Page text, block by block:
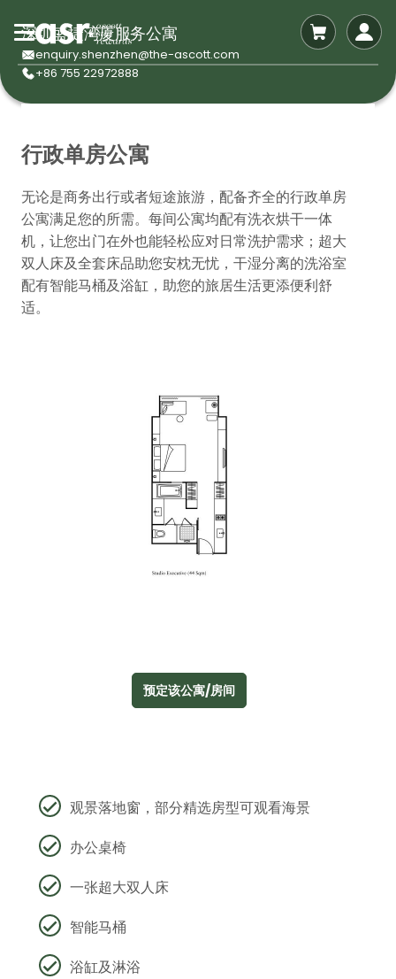
深圳盛捷湾厦服务公寓
enquiry.shenzhen@the-ascott.com
+86 755 22972888
行政单房公寓
无论是商务出行或者短途旅游，配备齐全的行政单房
公寓满足您的所需。每间公寓均配有洗衣烘干一体
机，让您出门在外也能轻松应对日常洗护需求；超大
双人床及全套床品助您安枕无忧，干湿分离的洗浴室
配有智能马桶及浴缸，助您的旅居生活更添便利舒
适。
预定该公寓/房间
观景落地窗，部分精选房型可观看海景
办公桌椅
一张超大双人床
智能马桶
浴缸及淋浴